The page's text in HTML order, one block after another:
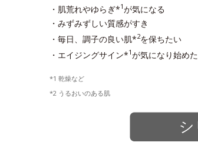
・肌荒れやゆらぎ*1が気になる
・みずみずしい質感がすき
・毎日、調子の良い肌*2を保ちたい
・エイジングサイン*1が気になり始めた
*1 乾燥など
*2 うるおいのある肌